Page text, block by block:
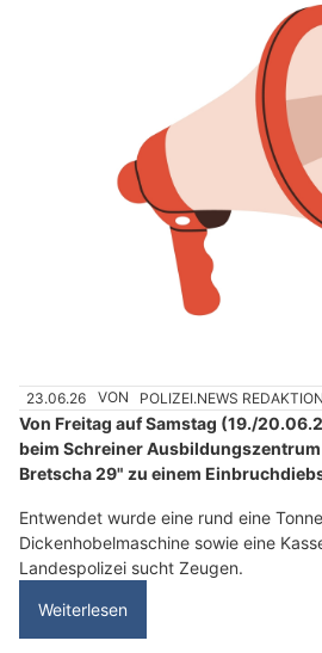
23.06.26 VON POLIZEI.NEWS REDAKTION
Von Freitag auf Samstag (19./
beim Schreiner Ausbildungszentrum
Bretscha 29" zu einem
Entwendet wurde eine rund eine
Dickenhobelmaschine sowie eine
Landespolizei sucht Zeugen.
Weiterlesen